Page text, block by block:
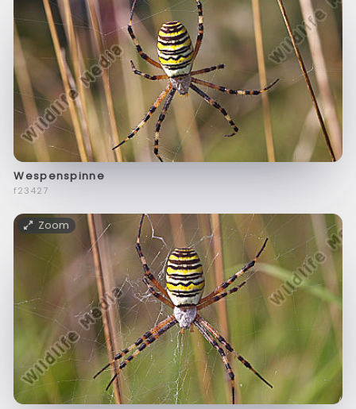
Wespenspinne
f23427
Zoom